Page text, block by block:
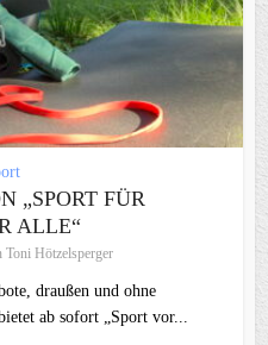
„SPORT FÜR
ALLE“
Toni Hötzelsperger
draußen und ohne
ab sofort „Sport vor...